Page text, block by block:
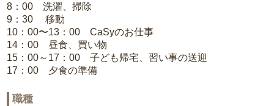
8：00 洗濯、掃除
9：30 移動
10：00〜13：00 CaSyのお仕事
14：00 昼食、買い物
15：00～17：00 子ども帰宅、習い事の送迎
17：00 夕食の準備
職種